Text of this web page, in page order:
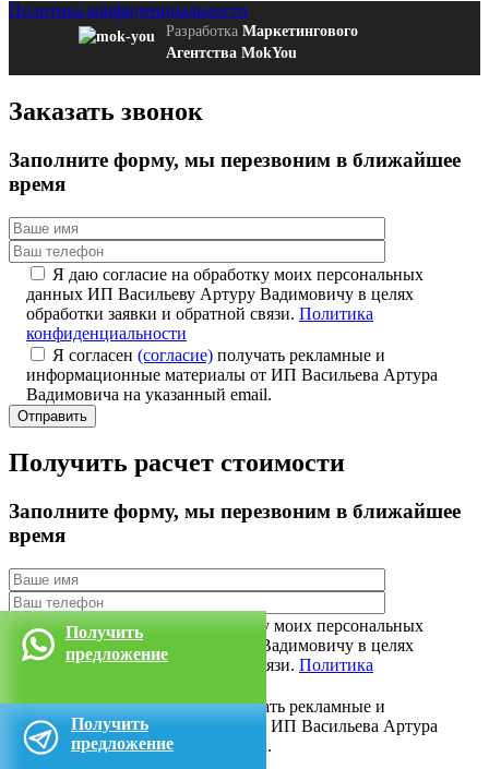
Политика конфиденциальности
РазработкаМаркетингового
Агентства MokYou
Получить
предложение
Получить
предложение
Заказать звонок
Заполните форму, мы перезвоним в ближайшее
время
Я даю согласие на обработку моих персональных
данных ИП Васильеву Артуру Вадимовичу в целях
обработки заявки и обратной связи. Политика
конфиденциальности
Я согласен (согласие) получать рекламные и
информационные материалы от ИП Васильева Артура
Вадимовича на указанный email.
Получить расчет стоимости
Заполните форму, мы перезвоним в ближайшее
время
Я даю согласие на обработку моих персональных
данных ИП Васильеву Артуру Вадимовичу в целях
обработки заявки и обратной связи. Политика
Я согласен(согласие)получать рекламные и
информационные материалы от ИП Васильева Артура
Вадимовича на указанный email.